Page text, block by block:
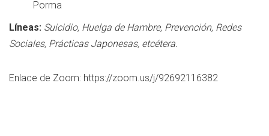
Porma
Líneas: Suicidio, Huelga de Hambre, Prevención, Redes
Sociales, Prácticas Japonesas, etcétera.
Enlace de Zoom: https://zoom.us/j/92692116382